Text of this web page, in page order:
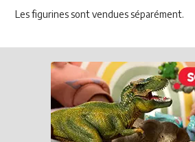
Les figurines sont vendues séparément.